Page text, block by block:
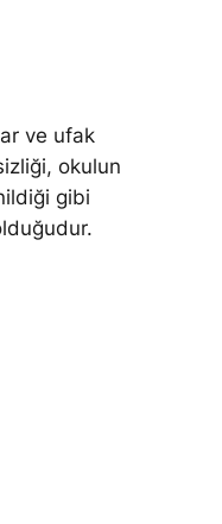
ve ufak
okulun
gibi